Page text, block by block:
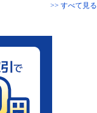
>> すべて見る